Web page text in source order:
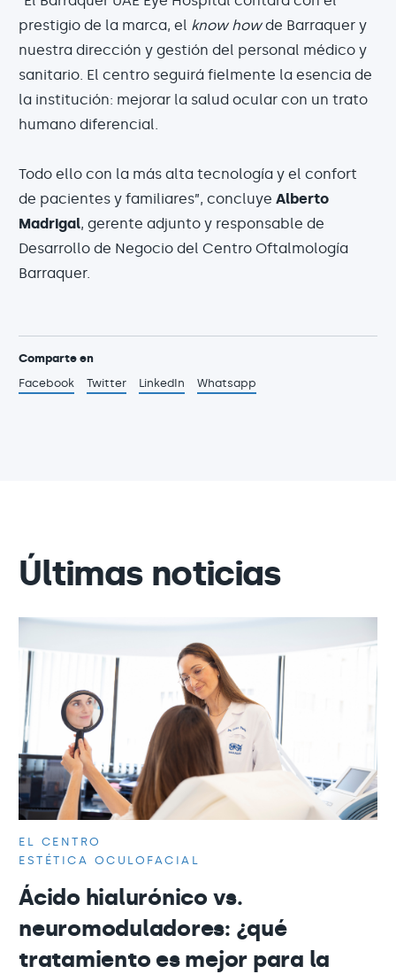
prestigio de la marca, el know howde Barraquer y
nuestra dirección y gestión del personal médico y
sanitario. El centro seguirá fielmente la esencia de
la institución: mejorar la salud ocular con un trato
humano diferencial.
Todo ello con la más alta tecnología y el confort
de pacientes y familiares”, concluye Alberto
Madrigal, gerente adjunto y responsable de
Desarrollo de Negocio del Centro Oftalmología
Barraquer.
Comparte en
Facebook
Twitter LinkedIn Whatsapp
Últimas noticias
EL CENTRO
ESTÉTICA OCULOFACIAL
Ácido hialurónico vs.
neuromoduladores: ¿qué
tratamiento es mejor para la